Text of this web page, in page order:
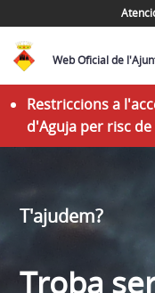
Web Oficial de
Restriccions a
d'Aguja per risc
T'ajudem?
Troba